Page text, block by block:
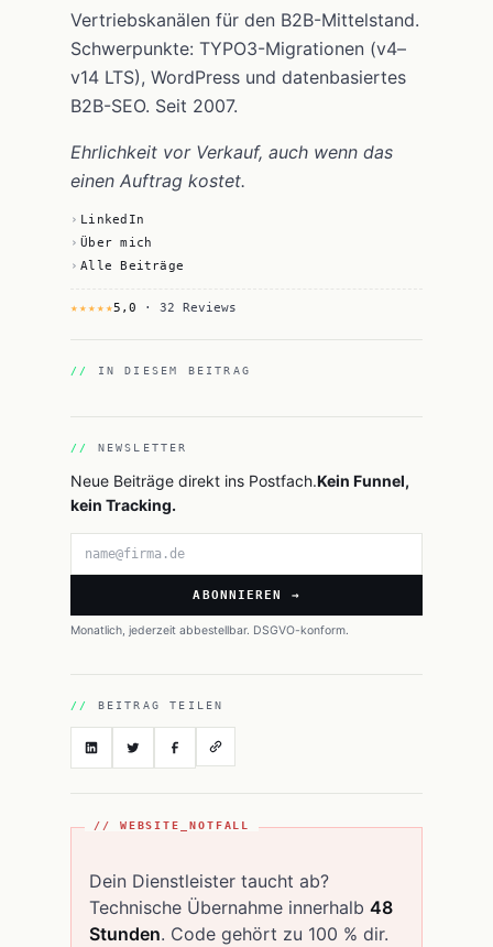
Vertriebskanälen für den B2B-Mittelstand.
Schwerpunkte: TYPO3-Migrationen (v4–
v14 LTS), WordPress und datenbasiertes
B2B-SEO. Seit 2007.
Ehrlichkeit vor Verkauf, auch wenn das
einen Auftrag kostet.
LinkedIn
Über mich
Alle Beiträge
★★★★★5,0 · 32 Reviews
IN DIESEM BEITRAG
NEWSLETTER
Neue Beiträge direkt ins Postfach.Kein Funnel,
kein Tracking.
E-Mail-Adresse
ABONNIEREN →
Monatlich, jederzeit abbestellbar. DSGVO-konform.
BEITRAG TEILEN
// WEBSITE_NOTFALL
Dein Dienstleister taucht ab?
Technische Übernahme innerhalb 48
Stunden. Code gehört zu 100 % dir.